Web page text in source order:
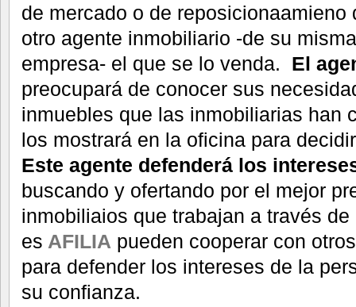
de mercado o de reposicionaamieno
otro agente inmobiliario -de su
empresa- el que se lo venda. El
preocupará de conocer sus
inmuebles que las inmobiliarias han
los mostrará en la oficina para
Este agente defenderá los
buscando y ofertando por el mejor
inmobiliaios que trabajan a través
es AFILIA pueden cooperar con
para defender los intereses de la
su confianza.